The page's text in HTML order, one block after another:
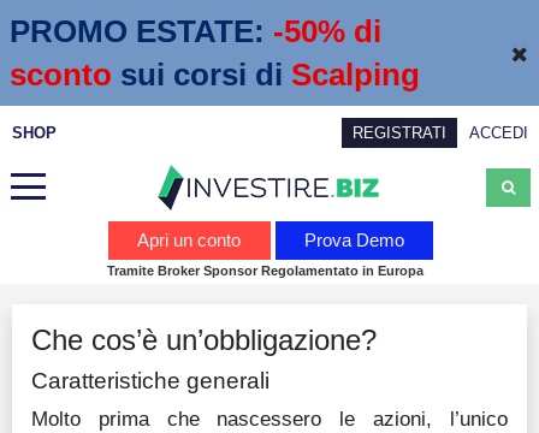
PROMO ESTATE: -50% di
sconto sui corsi di Scalping
SHOP REGISTRATI ACCEDI
Calendario economico
Webinar
Apri un conto Prova Demo
Tramite Broker Sponsor Regolamentato in Europa
Che cos’è un’obbligazione?
Caratteristiche generali
Molto prima che nascessero le azioni, l’unico